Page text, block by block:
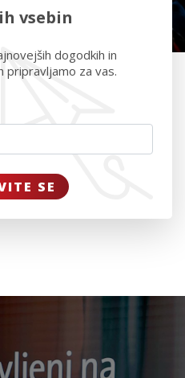
vsebin
dogodkih in
pripravljamo za vas.
SE